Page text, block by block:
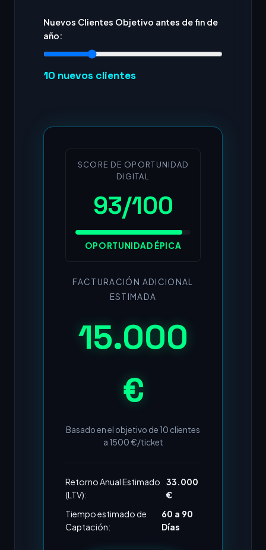
Nuevos Clientes Objetivo antes de fin de
año:
10 nuevos clientes
SCORE DE OPORTUNIDAD
DIGITAL
93/100
OPORTUNIDAD ÉPICA
FACTURACIÓN ADICIONAL
ESTIMADA
15.000
€
Basado en el objetivo de 10 clientes
a 1500€/ticket
Retorno Anual Estimado
(LTV):
33.000
€
Tiempo estimado de
Captación:
60 a 90
Días